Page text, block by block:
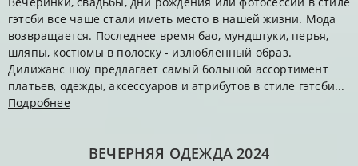
гэтсби все чаше стали иметь место в нашей жизни. Мода
возвращается. Последнее время бао, мундштуки, перья,
шляпы, костюмы в полоску - излюбленный образ.
Дилижанс шоу предлагает самый большой ассортимент
платьев, одежды, аксессуаров и атрибутов в стиле гэтсби...
Подробнее
ВЕЧЕРНЯЯ ОДЕЖДА 2024